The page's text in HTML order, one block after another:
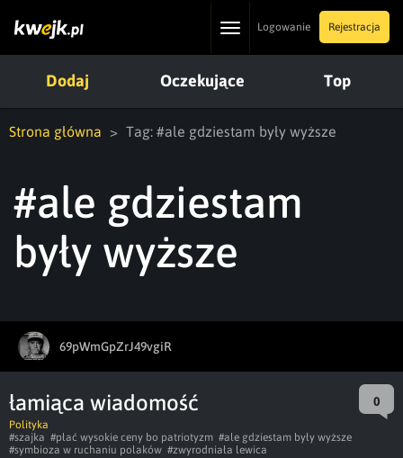
ToggleLogowanie Rejestracja
Dodaj Oczekujące Top
Strona główna Tag: #ale gdziestam były wyższe
#ale gdziestam
były wyższe
69pWmGpZrJ49vgiR
łamiąca wiadomość 0
Polityka
#szajka #płać wysokie ceny bo patriotyzm #ale gdziestam były wyższe
#symbioza w ruchaniu polaków #zwyrodniała lewica